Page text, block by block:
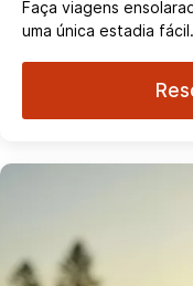
Faça viagens
uma única estadia fácil.